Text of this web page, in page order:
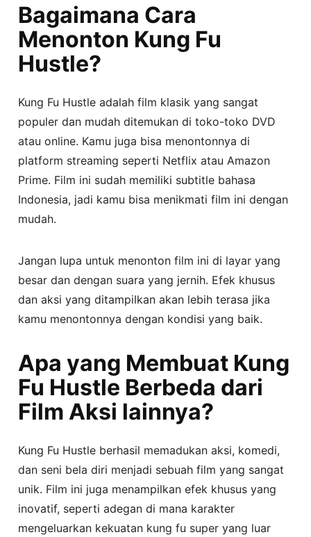
Bagaimana Cara
Menonton Kung Fu
Hustle?
Kung Fu Hustle adalah film klasik yang sangat
populer dan mudah ditemukan di toko-toko DVD
atau online. Kamu juga bisa menontonnya di
platform streaming seperti Netflix atau Amazon
Prime. Film ini sudah memiliki subtitle bahasa
Indonesia, jadi kamu bisa menikmati film ini dengan
mudah.
Jangan lupa untuk menonton film ini di layar yang
besar dan dengan suara yang jernih. Efek khusus
dan aksi yang ditampilkan akan lebih terasa jika
kamu menontonnya dengan kondisi yang baik.
Apa yang Membuat Kung
Fu Hustle Berbeda dari
Film Aksi lainnya?
Kung Fu Hustle berhasil memadukan aksi, komedi,
dan seni bela diri menjadi sebuah film yang sangat
unik. Film ini juga menampilkan efek khusus yang
inovatif, seperti adegan di mana karakter
mengeluarkan kekuatan kung fu super yang luar